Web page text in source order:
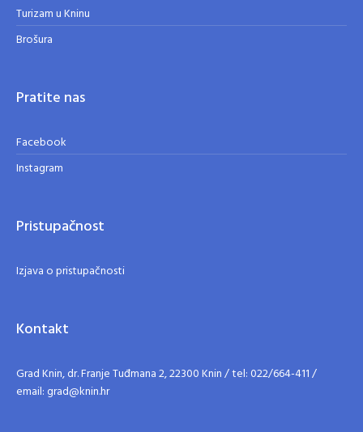
Turizam u Kninu
Brošura
Pratite nas
Facebook
Instagram
Pristupačnost
Izjava o pristupačnosti
Kontakt
Grad Knin, dr. Franje Tuđmana 2, 22300 Knin / tel: 022/664-411 /
email: grad@knin.hr